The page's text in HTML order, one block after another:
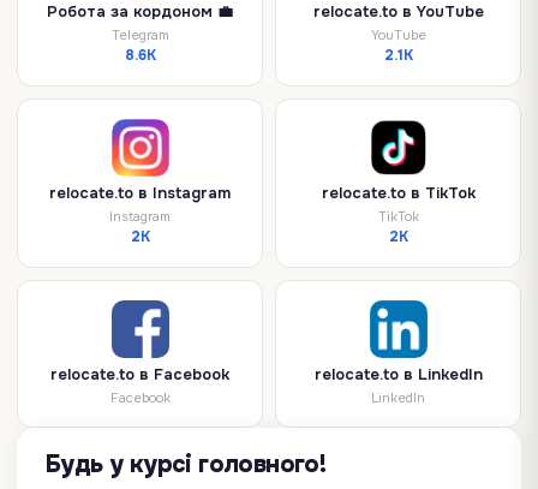
Робота за кордоном 💼
Telegram
8.6K
relocate.to в YouTube
YouTube
2.1K
relocate.to в Instagram
Instagram
2K
relocate.to в TikTok
TikTok
2K
relocate.to в Facebook
Facebook
relocate.to в LinkedIn
LinkedIn
Будь у курсі головного!